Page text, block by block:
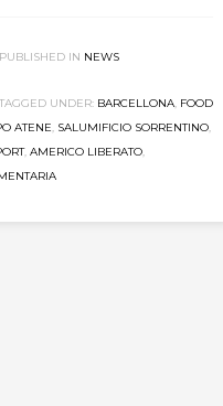
PUBLISHED IN NEWS
TAGGED UNDER: BARCELLONA, FOOD
ATENE, SALUMIFICIO SORRENTINO,
, AMERICO LIBERATO,